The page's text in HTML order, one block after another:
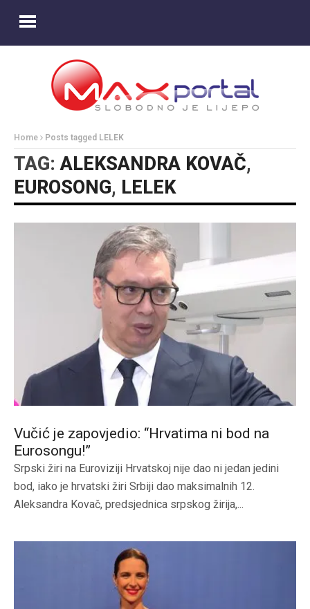
Home Posts tagged LELEK
TAG:ALEKSANDRA KOVAČ,
EUROSONG, LELEK
Vučić je zapovjedio: “Hrvatima ni bod na
Eurosongu!”
Srpski žiri na Euroviziji Hrvatskoj nije dao ni jedan jedini
bod, iako je hrvatski žiri Srbiji dao maksimalnih 12.
Aleksandra Kovač, predsjednica srpskog žirija,...